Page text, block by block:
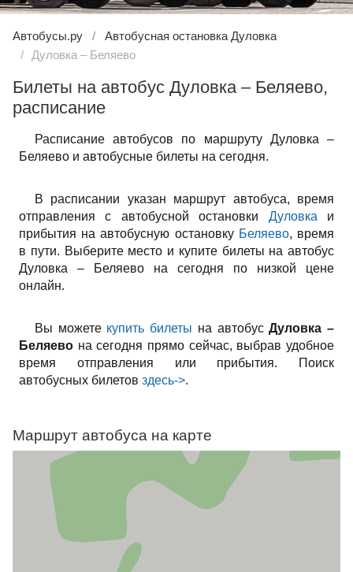
Автобусы.ру
Автобусная остановка Дуловка
Дуловка – Беляево
Билеты на автобус Дуловка – Беляево,
расписание
Расписание автобусов по маршруту Дуловка –
Беляево и автобусные билеты на сегодня.
В расписании указан маршрут автобуса, время
отправления с автобусной остановки Дуловка и
прибытия на автобусную остановку Беляево, время
в пути. Выберите место и купите билеты на автобус
Дуловка – Беляево на сегодня по низкой цене
онлайн.
Вы можете купить билеты на автобусДуловка –
Беляево на сегодня прямо сейчас, выбрав удобное
время отправления или прибытия. Поиск
автобусных билетов здесь->.
Маршрут автобуса на карте